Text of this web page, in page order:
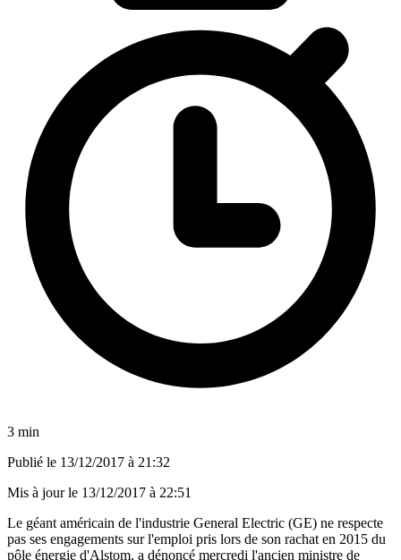
3 min
Publié le 13/12/2017 à 21:32
Mis à jour le 13/12/2017 à 22:51
Le géant américain de l'industrie General Electric (GE) ne respecte
pas ses engagements sur l'emploi pris lors de son rachat en 2015 du
pôle énergie d'Alstom, a dénoncé mercredi l'ancien ministre de